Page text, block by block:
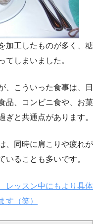
加工したものが多く、糖
てしまいました。
、こういった食事は、日
品、コンビニ食や、お菓
ぎと共通点があります。
、同時に肩こりや疲れが
いることも多いです。
レッスン中にもより具体
す（笑）